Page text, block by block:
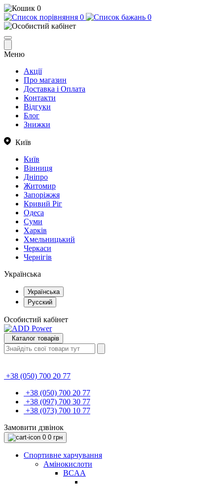
0
0
0
Меню
Акції
Про магазин
Доставка і Оплата
Контакти
Відгуки
Блог
Знижки
Київ
Київ
Вінниця
Дніпро
Житомир
Запоріжжя
Кривий Ріг
Одеса
Суми
Харків
Хмельницький
Черкаси
Чернігів
Українська
Українська
Русский
Особистий кабінет
Каталог товарів
+38 (050) 700 20 77
+38 (050) 700 20 77
+38 (097) 700 30 77
+38 (073) 700 10 77
Замовити дзвінок
0 0 грн
Спортивне харчування
Амінокислоти
BCAA